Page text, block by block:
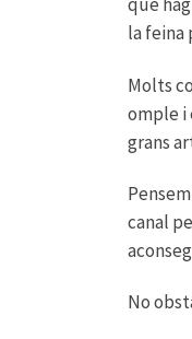
que
la feina
Molts
omple i
grans
canal
No